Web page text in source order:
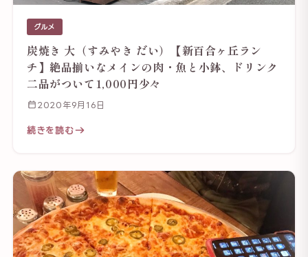
グルメ
炭焼き 大（すみやき だい）【新百合ヶ丘ラン
チ】絶品揃いなメインの肉・魚と小鉢、ドリンク
二品がついて1,000円少々
2020年9月16日
続きを読む